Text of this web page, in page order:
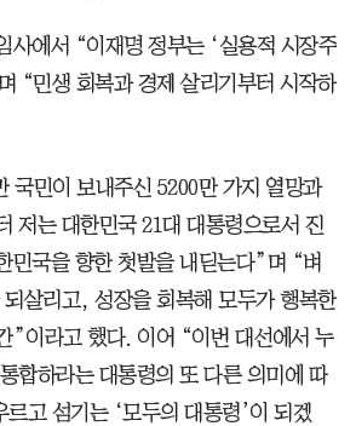
사에서 “이재명 정부는 ‘실용적 시장주
“민생 회복과 경제 살리기부터 시작하
국민이 보내주신 5200만 가지 열망과
저는 대한민국 21대 대통령으로서 진
민국을 향한 첫발을 내딛는다”며 “벼
살리고, 성장을 회복해 모두가 행복한
”이라고 했다. 이어 “이번 대선에서 누
합하라는 대통령의 또 다른 의미에 따
고 섬기는 ‘모두의 대통령’이 되겠